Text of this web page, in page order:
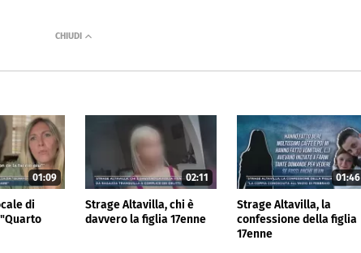
01:09
di
02:11
Strage Altavilla, chi è
davvero la figlia 17enne
01:46
Strage Altavilla, la
confessione della figlia
17enne